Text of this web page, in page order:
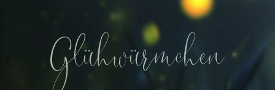
Glühwürmchen